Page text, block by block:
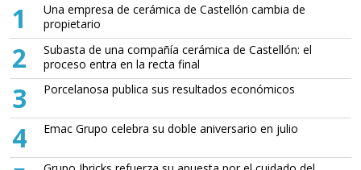
1
Una empresa de cerámica de Castellón cambia de
propietario
2
Subasta de una compañía cerámica de Castellón: el
proceso entra en la recta final
3 Porcelanosa publica sus resultados económicos
4 Emac Grupo celebra su doble aniversario en julio